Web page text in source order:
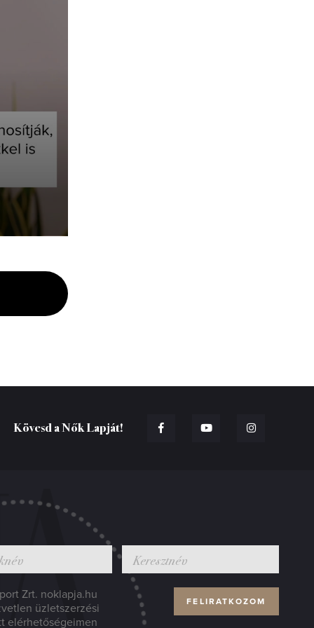
Kövesd a Nők Lapját!
Zrt. noklapja.hu
üzletszerzési
elérhetőségeimen